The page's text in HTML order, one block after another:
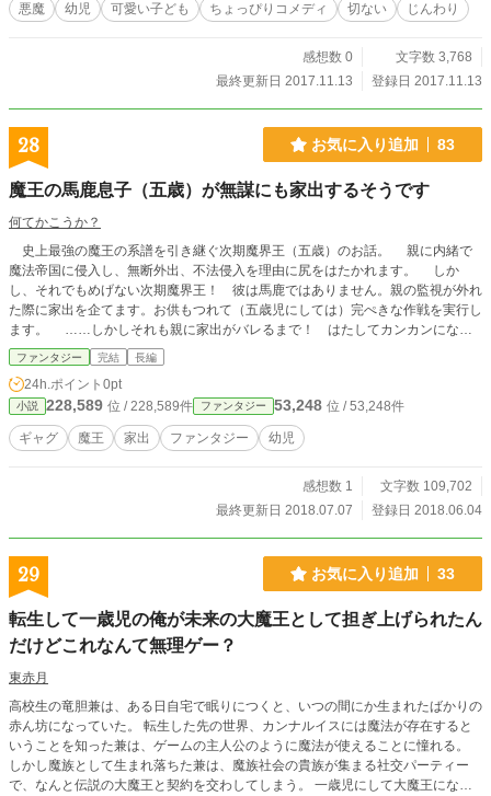
悪魔 幼児 可愛い子ども ちょっぴりコメディ 切ない じんわり
感想数 0
文字数 3,768
最終更新日 2017.11.13
登録日 2017.11.13
28 お気に入り追加 83
魔王の馬鹿息子（五歳）が無謀にも家出するそうです
何てかこうか？
史上最強の魔王の系譜を引き継ぐ次期魔界王（五歳）のお話。 親に内緒で
魔法帝国に侵入し、無断外出、不法侵入を理由に尻をはたかれます。 しか
し、それでもめげない次期魔界王！ 彼は馬鹿ではありません。親の監視が外れ
た際に家出を企てます。お供もつれて（五歳児にしては）完ぺきな作戦を実行し
ます。 ……しかしそれも親に家出がバレるまで！ はたしてカンカンになっ
た親の襲撃を彼は退けられるのか？ 次期魔界王・カテイナを起点に展開し
てく物語、笑いあり、涙あり、バトルありの内容です。彼は彼なりに必死に努力
して進んでいきます。……が、性格が悪戯っ子を超えたワルガキなので努力の方
向がどこか間違っています。 彼の勘違いや間違えっぷり、どじっぷりをいろ
いろと楽しんでいってください。 次回から投稿時間を少し変えます。 ちょっと
早い時間にしてみます 完結は33話になるのであとちょっとだけお付き合いくだ
ファンタジー 完結 長編
24h.ポイント 0pt
小説 228,589 位 / 228,589件 ファンタジー 53,248 位 / 53,248件
ギャグ 魔王 家出 ファンタジー 幼児
感想数 1
文字数 109,702
最終更新日 2018.07.07
登録日 2018.06.04
29 お気に入り追加 33
転生して一歳児の俺が未来の大魔王として担ぎ上げられたん
だけどこれなんて無理ゲー？
東赤月
高校生の竜胆兼は、ある日自宅で眠りにつくと、いつの間にか生まれたばかりの
赤ん坊になっていた。 転生した先の世界、カンナルイスには魔法が存在すると
いうことを知った兼は、ゲームの主人公のように魔法が使えることに憧れる。
しかし魔族として生まれ落ちた兼は、魔族社会の貴族が集まる社交パーティー
で、なんと伝説の大魔王と契約を交わしてしまう。 一歳児にして大魔王になる